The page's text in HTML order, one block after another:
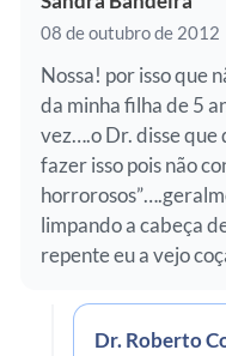
08 de outubro de 2012
Nossa! por isso que
da minha filha de 5
vez….o Dr. disse que
fazer isso pois não
limpando a cabeça
repente eu a vejo
Dr. Roberto